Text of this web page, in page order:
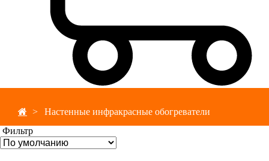
Настенные инфракрасные обогреватели
Фильтр